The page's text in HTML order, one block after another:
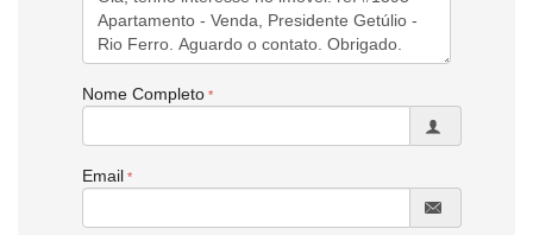
Piso Porcelanato
Nome Completo
Email